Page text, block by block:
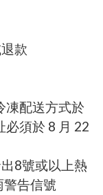
款
凍配送方式於
須於 8 月 22
8號或以上熱
告信號